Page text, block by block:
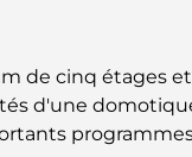
de cinq étages
d'une